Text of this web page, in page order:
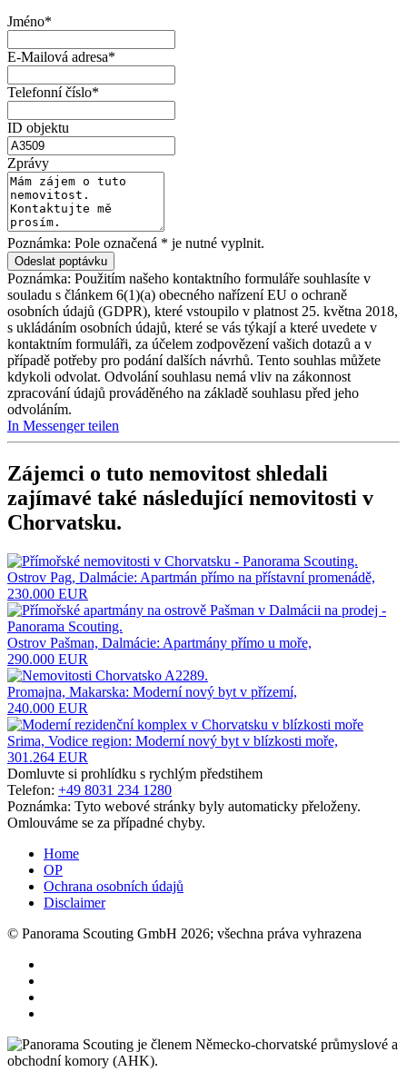
Jméno*
E-Mailová adresa*
Telefonní číslo*
ID objektu
Zprávy
Poznámka: Pole označená * je nutné vyplnit.
Poznámka: Použitím našeho kontaktního formuláře souhlasíte v
souladu s článkem 6(1)(a) obecného nařízení EU o ochraně
osobních údajů (GDPR), které vstoupilo v platnost 25. května 2018,
s ukládáním osobních údajů, které se vás týkají a které uvedete v
kontaktním formuláři, za účelem zodpovězení vašich dotazů a v
případě potřeby pro podání dalších návrhů. Tento souhlas můžete
kdykoli odvolat. Odvolání souhlasu nemá vliv na zákonnost
zpracování údajů prováděného na základě souhlasu před jeho
odvoláním.
In Messenger teilen
Zájemci o tuto nemovitost shledali
zajímavé také následující nemovitosti v
Chorvatsku.
Ostrov Pag, Dalmácie: Apartmán přímo na přístavní promenádě,
230.000 EUR
Ostrov Pašman, Dalmácie: Apartmány přímo u moře,
290.000 EUR
Promajna, Makarska: Moderní nový byt v přízemí,
240.000 EUR
Srima, Vodice region: Moderní nový byt v blízkosti moře,
301.264 EUR
Domluvte si prohlídku s rychlým předstihem
Telefon: +49 8031 234 1280
Poznámka: Tyto webové stránky byly automaticky přeloženy.
Omlouváme se za případné chyby.
Home
OP
Ochrana osobních údajů
Disclaimer
© Panorama Scouting GmbH 2026; všechna práva vyhrazena